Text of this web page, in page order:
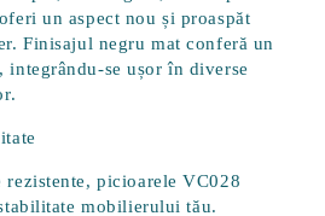
un aspect nou și proaspăt
Finisajul negru mat conferă un
integrându-se ușor în diverse
rezistente, picioarele VC028
mobilierului tău.